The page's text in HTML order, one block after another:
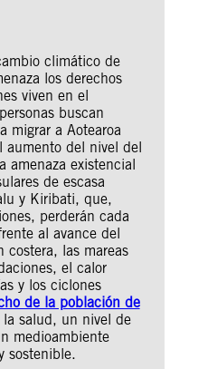
climático de
los derechos
viven en el
buscan
migrar a Aotearoa
aumento del nivel del
amenaza existencial
de escasa
y Kiribati, que,
perderán cada
al avance del
costera, las mareas
el calor
y los ciclones
de la población de
salud, un nivel de
medioambiente
sostenible.